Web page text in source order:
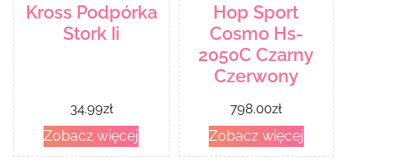
Kross Podpórka
Stork Ii
34.99zł
Zobacz więcej
Hop Sport
Cosmo Hs-
2050C Czarny
Czerwony
798.00zł
Zobacz więcej